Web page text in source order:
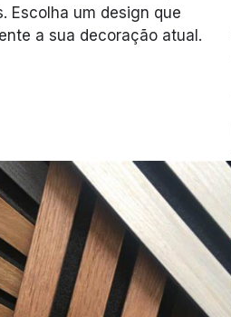
Escolha um design que
a sua decoração atual.